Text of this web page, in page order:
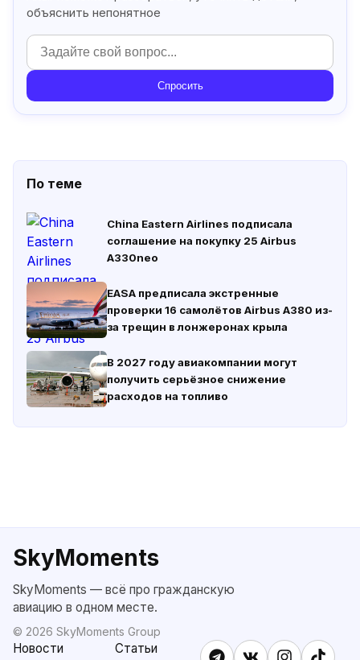
объяснить непонятное
Спросить
По теме
China Eastern Airlines подписала
соглашение на покупку 25 Airbus
A330neo
EASA предписала экстренные
проверки 16 самолётов Airbus A380 из-
за трещин в лонжеронах крыла
В 2027 году авиакомпании могут
получить серьёзное снижение
расходов на топливо
SkyMoments
SkyMoments — всё про гражданскую
авиацию в одном месте.
© 2026 SkyMoments Group
Новости Статьи